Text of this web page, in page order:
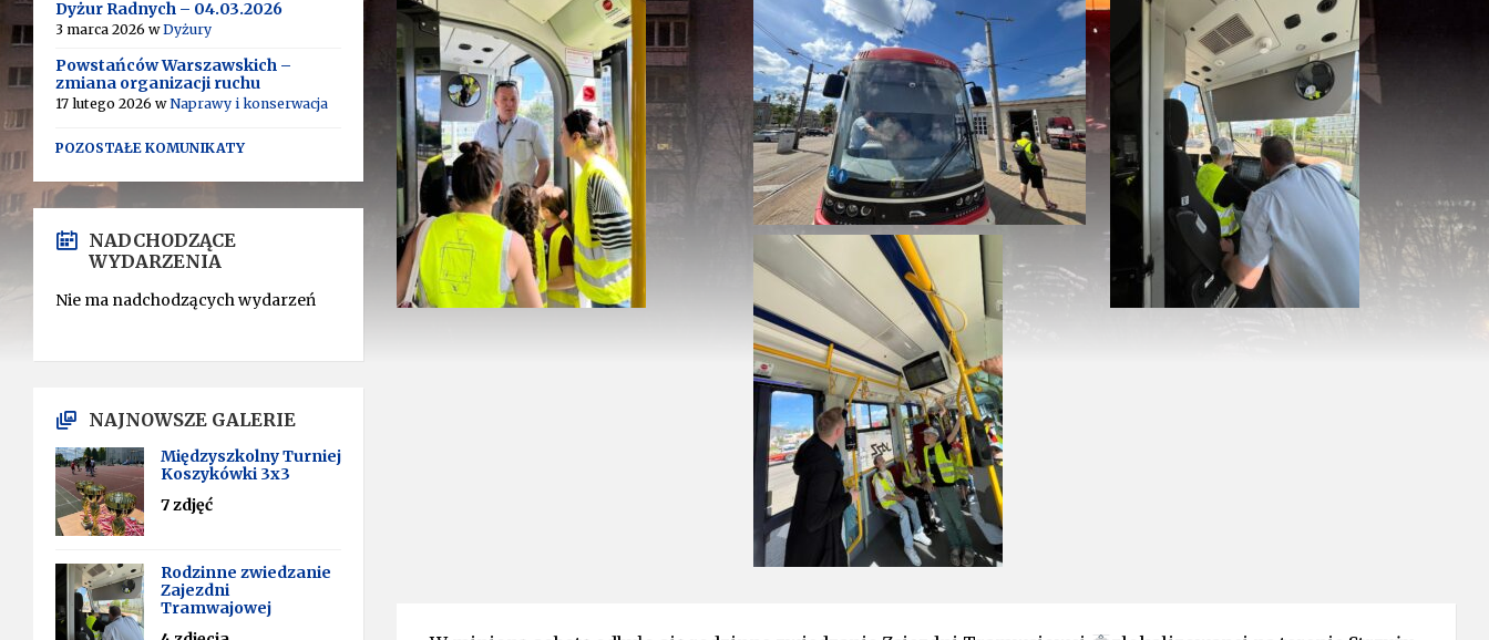
Dyżur Radnych – 04.03.2026
3 marca 2026 wDyżury
Powstańców Warszawskich –
zmiana organizacji ruchu
17 lutego 2026 wNaprawy i konserwacja
POZOSTAŁE KOMUNIKATY
NADCHODZĄCE
WYDARZENIA
Nie ma nadchodzących wydarzeń
NAJNOWSZE GALERIE
Międzyszkolny Turniej
Koszykówki 3x3
7 zdjęć
Rodzinne zwiedzanie
Zajezdni
Tramwajowej